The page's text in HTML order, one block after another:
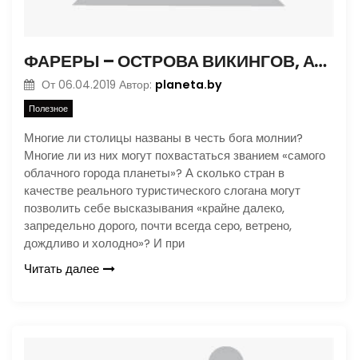
ФАРЕРЫ – ОСТРОВА ВИКИНГОВ, АТЛАНТОВ, ТУМАНОВ И ОВЕЦ
От 06.04.2019 Автор: planeta.by
Полезное
Многие ли столицы названы в честь бога молнии?
Многие ли из них могут похвастаться званием «самого
облачного города планеты»? А сколько стран в
качестве реального туристического слогана могут
позволить себе высказывания «крайне далеко,
запредельно дорого, почти всегда серо, ветрено,
дождливо и холодно»? И при
Читать далее